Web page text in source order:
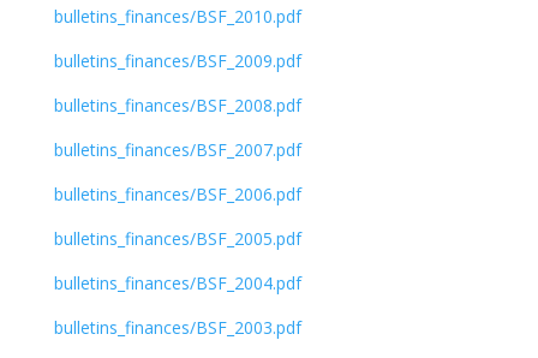
bulletins_finances/BSF_2010.pdf
bulletins_finances/BSF_2009.pdf
bulletins_finances/BSF_2008.pdf
bulletins_finances/BSF_2007.pdf
bulletins_finances/BSF_2006.pdf
bulletins_finances/BSF_2005.pdf
bulletins_finances/BSF_2004.pdf
bulletins_finances/BSF_2003.pdf